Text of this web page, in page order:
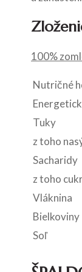
100%
Nutričné
Tuky
z toho
Sacharidy
z toho
Vláknina
Bielkoviny
Soľ